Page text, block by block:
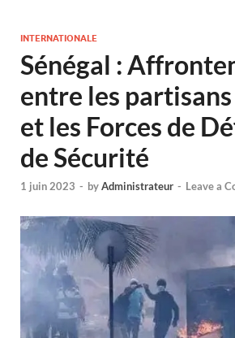
INTERNATIONALE
Sénégal :
entre les
et les Forces de
de Sécurité
1 juin 2023 - byAdministrateur - Leave a